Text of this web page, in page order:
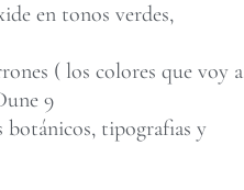
en tonos verdes,
( los colores que voy a
9
botánicos, tipografias y